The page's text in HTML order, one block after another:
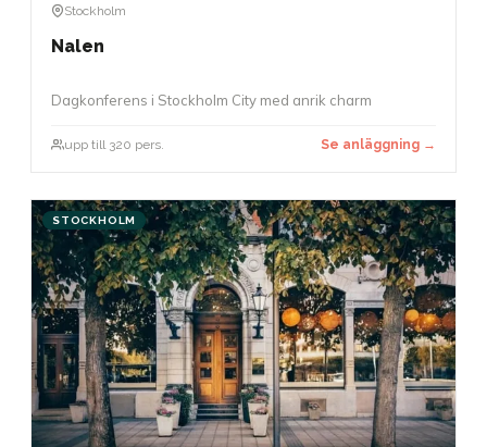
Stockholm
Nalen
Dagkonferens i Stockholm City med anrik charm
upp till 320 pers. Se anläggning →
STOCKHOLM